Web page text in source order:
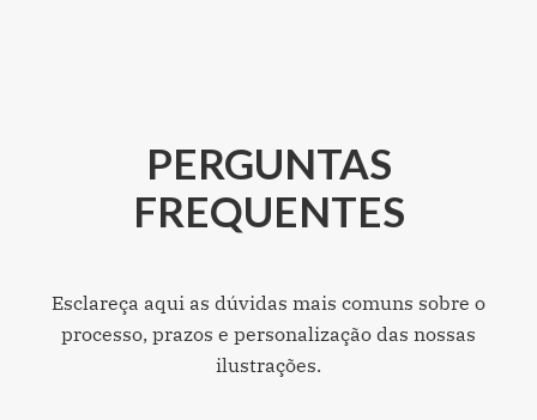
PERGUNTAS
FREQUENTES
Esclareça aqui as dúvidas mais comuns sobre o
processo, prazos e personalização das nossas
ilustrações.